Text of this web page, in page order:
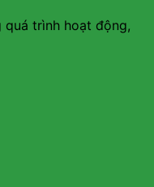
quá trình hoạt động,